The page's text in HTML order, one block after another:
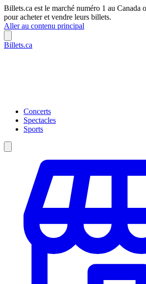
Billets.ca est le marché numéro 1 au Canada
pour acheter et vendre leurs billets.
Aller au contenu principal
Billets.ca
Concerts
Spectacles
Sports